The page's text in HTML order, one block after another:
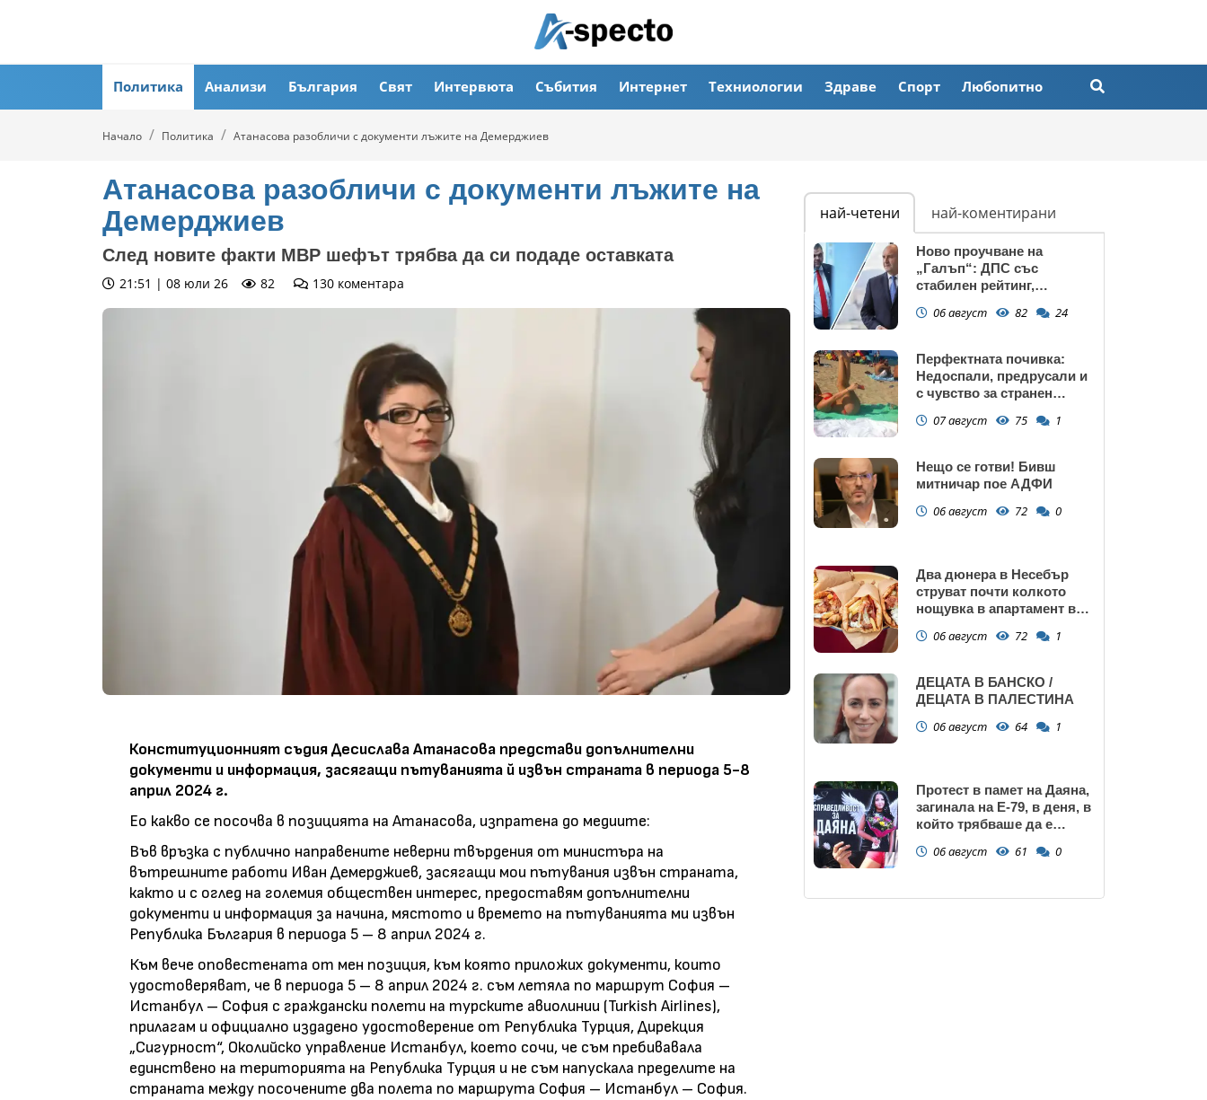
Политика Анализи България Свят Интервюта Събития Интернет Техниологии Здраве Спорт Любопитно
Начало Политика Атанасова разобличи с документи лъжите на Демерджиев
Атанасова разобличи с документи лъжите на
Демерджиев
След новите факти МВР шефът трябва да си подаде оставката
21:51 | 08 юли 26 82 130 коментара
Конституционният съдия Десислава Атанасова представи допълнителни
документи и информация, засягащи пътуванията й извън страната в периода 5-8
април 2024 г.
Ео какво се посочва в позицията на Атанасова, изпратена до медиите:
Във връзка с публично направените неверни твърдения от министъра на
вътрешните работи Иван Демерджиев, засягащи мои пътувания извън страната,
както и с оглед на големия обществен интерес, предоставям допълнителни
документи и информация за начина, мястото и времето на пътуванията ми извън
Република България в периода 5 – 8 април 2024 г.
Към вече оповестената от мен позиция, към която приложих документи, които
удостоверяват, че в периода 5 – 8 април 2024 г. съм летяла по маршрут София –
Истанбул – София с граждански полети на турските авиолинии (Turkish Airlines),
прилагам и официално издадено удостоверение от Република Турция, Дирекция
„Сигурност“, Околийско управление Истанбул, което сочи, че съм пребивавала
единствено на територията на Република Турция и не съм напускала пределите на
страната между посочените два полета по маршрута София – Истанбул – София.
най-четени най-коментирани
Ново проучване на
„Галъп“: ДПС със
стабилен рейтинг,
запазва
06 август 82 24
Перфектната почивка:
Недоспали, предрусали и
с чувство за странен
07 август 75 1
Нещо се готви! Бивш
митничар пое АДФИ
06 август 72 0
Два дюнера в Несебър
струват почти колкото
нощувка в апартамент в
06 август 72 1
ДЕЦАТА В БАНСКО /
ДЕЦАТА В ПАЛЕСТИНА
06 август 64 1
Протест в памет на Даяна,
загинала на Е-79, в деня, в
който трябваше да е
06 август 61 0